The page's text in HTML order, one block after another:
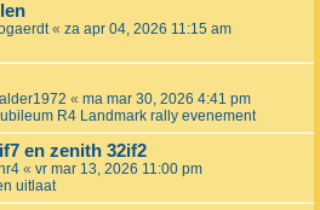
« za apr 04, 2026 11:15 am
« ma mar 30, 2026 4:41 pm
R4 Landmark rally evenement
en zenith 32if2
« vr mar 13, 2026 11:00 pm
uitlaat